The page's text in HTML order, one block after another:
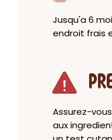
Jusqu'a 6
endroit frais
Assurez-
aux